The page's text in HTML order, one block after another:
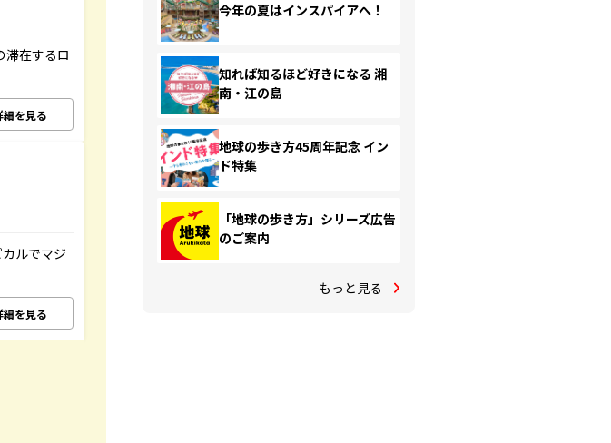
滞在するロ
細を見る
ルでマジ
細を見る
今年の夏はインスパイアへ！
知れば知るほど好きになる 湘
南・江の島
地球の歩き方45周年記念 イン
ド特集
「地球の歩き方」シリーズ広告
のご案内
もっと見る